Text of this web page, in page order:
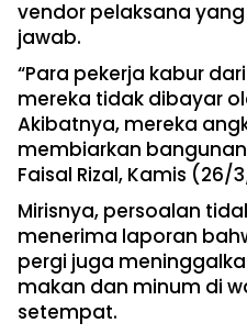
vendor pelaksana
jawab.
“Para pekerja kabur
mereka tidak dibayar
Akibatnya, mereka
membiarkan
Faisal Rizal, Kamis (26/
Mirisnya, persoalan
menerima laporan
pergi juga
makan dan minum di
setempat.